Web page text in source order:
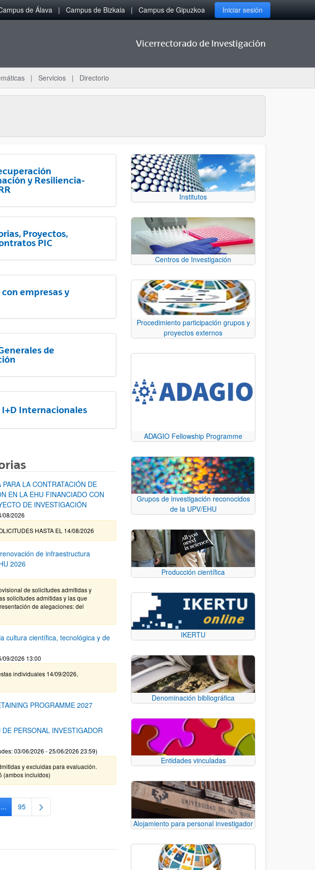
de Álava Campus de Bizkaia Campus de Gipuzkoa Iniciar sesión
Vicerrectorado de Investigación
Servicios Directorio
y Resiliencia-
Proyectos,
PIC
empresas y
de
I+D Internacionales
LA CONTRATACIÓN DE
EN LA EHU FINANCIADO CON
DE INVESTIGACIÓN
08/2026
HASTA EL 14/08/2026
de infraestructura
2026
de solicitudes admitidas y
solicitudes admitidas y las que
de alegaciones: del
cultura científica, tecnológica y de
09/2026 13:00
individuales 14/09/2026,
PROGRAMME 2027
PERSONAL INVESTIGADOR
03/06/2026 - 25/06/2026 23:59)
y excluidas para evaluación.
(ambos incluídos)
...Páginas intermedias Use TAB para desplazarse.
Página
95
Institutos
Centros de Investigación
Procedimiento participación grupos y
proyectos externos
ADAGIO Fellowship Programme
Grupos de investigación reconocidos
de la UPV/EHU
Producción científica
IKERTU
Denominación bibliográfica
Entidades vinculadas
Alojamiento para personal investigador